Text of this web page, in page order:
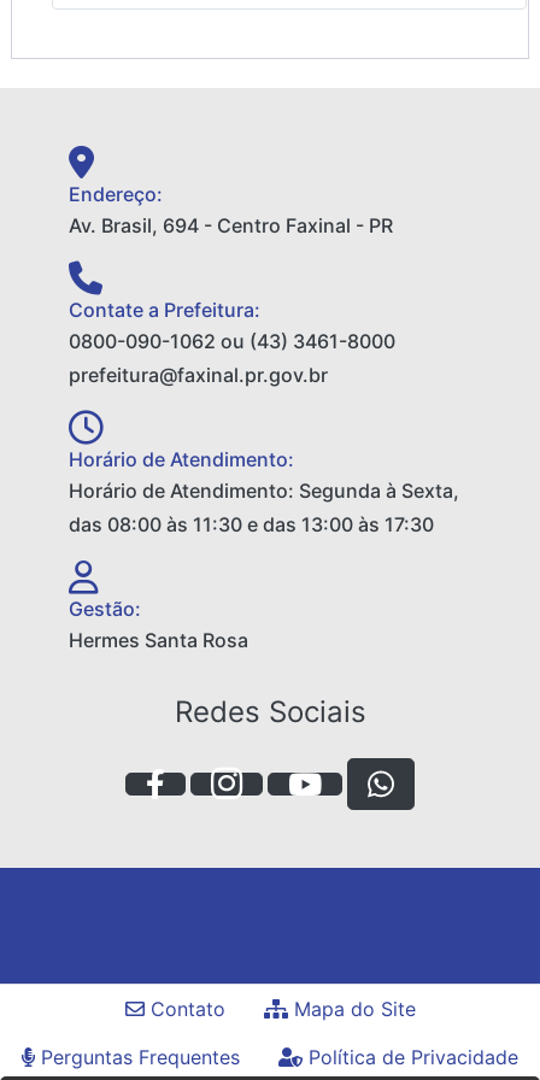
Endereço:
Av. Brasil, 694 - Centro Faxinal - PR
Contate a Prefeitura:
0800-090-1062 ou (43) 3461-8000
prefeitura@faxinal.pr.gov.br
Horário de Atendimento:
Horário de Atendimento: Segunda à Sexta,
das 08:00 às 11:30 e das 13:00 às 17:30
Gestão:
Hermes Santa Rosa
Redes Sociais
Contato
Mapa do Site
Perguntas Frequentes
Política de Privacidade